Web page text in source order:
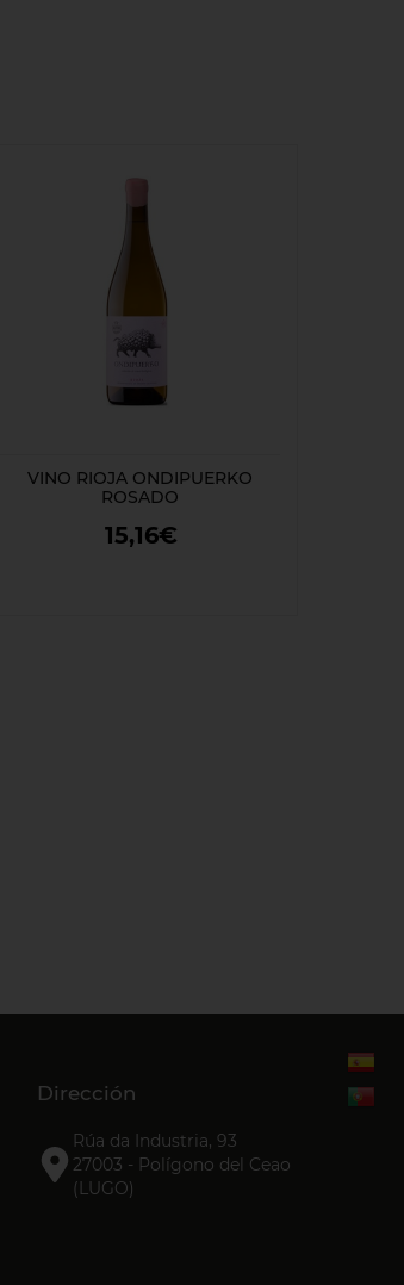
VINO RIOJA ONDIPUERKO
ROSADO
15,16€
Dirección
Rúa da Industria, 93
27003 - Polígono del Ceao
(LUGO)